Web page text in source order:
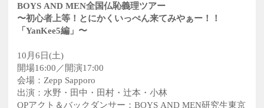
BOYS AND MEN全国仏恥義理ツアー
〜初心者上等！とにかくいっぺん来てみやぁー！！
「YanKee5編」〜
10月6日(土)
開場16:00／開演17:00
会場：Zepp Sapporo
出演：水野・田中・田村・辻本・小林
OPアクト＆バックダンサー：BOYS AND MEN研究生東京